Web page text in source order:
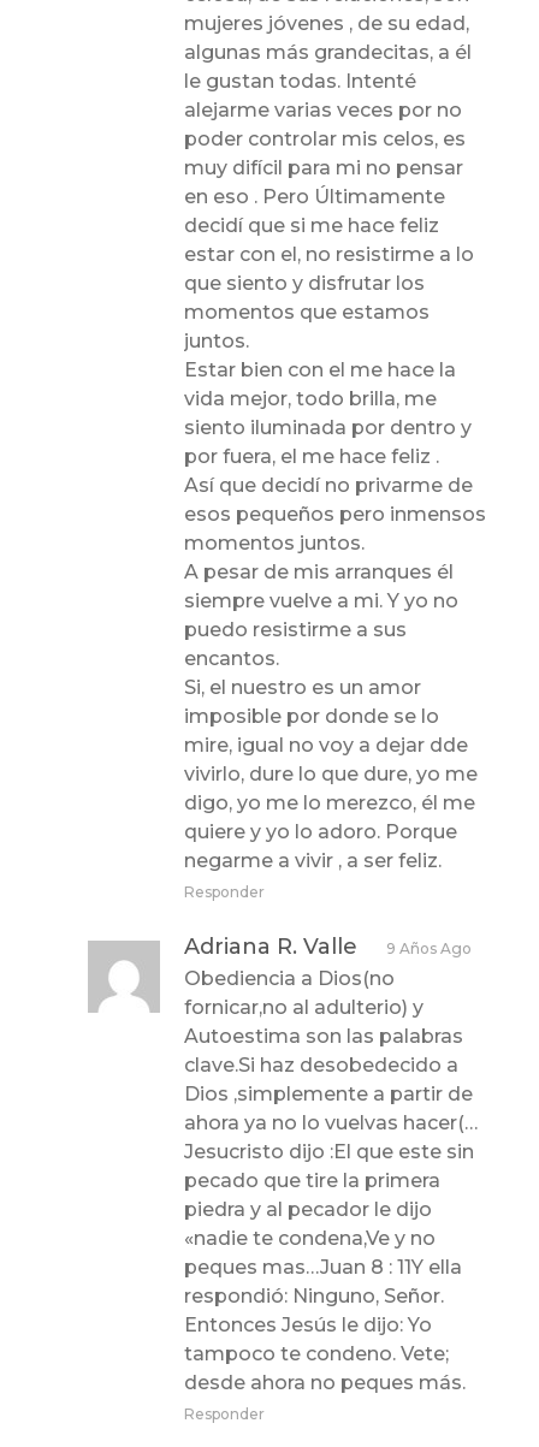
mujeres jóvenes , de su edad,
algunas más grandecitas, a él
le gustan todas. Intenté
alejarme varias veces por no
poder controlar mis celos, es
muy difícil para mi no pensar
en eso . Pero Últimamente
decidí que si me hace feliz
estar con el, no resistirme a lo
que siento y disfrutar los
momentos que estamos
juntos.
Estar bien con el me hace la
vida mejor, todo brilla, me
siento iluminada por dentro y
por fuera, el me hace feliz .
Así que decidí no privarme de
esos pequeños pero inmensos
momentos juntos.
A pesar de mis arranques él
siempre vuelve a mi. Y yo no
puedo resistirme a sus
encantos.
Si, el nuestro es un amor
imposible por donde se lo
mire, igual no voy a dejar dde
vivirlo, dure lo que dure, yo me
digo, yo me lo merezco, él me
quiere y yo lo adoro. Porque
negarme a vivir , a ser feliz.
Responder
Adriana R. Valle 9 Años Ago
Obediencia a Dios(no
fornicar,no al adulterio) y
Autoestima son las palabras
clave.Si haz desobedecido a
Dios ,simplemente a partir de
ahora ya no lo vuelvas hacer(…
Jesucristo dijo :El que este sin
pecado que tire la primera
piedra y al pecador le dijo
«nadie te condena,Ve y no
peques mas…Juan 8 : 11Y ella
respondió: Ninguno, Señor.
Entonces Jesús le dijo: Yo
tampoco te condeno. Vete;
desde ahora no peques más.
Responder